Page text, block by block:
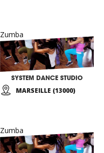
Zumba
SYSTEM DANCE STUDIO
MARSEILLE (13000)
Zumba